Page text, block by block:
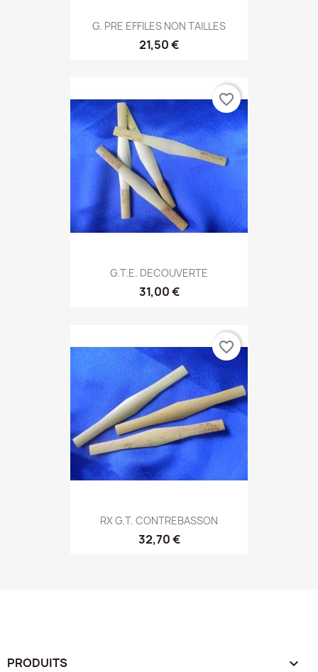
G. PRE EFFILES NON TAILLES
21,50 €
G.T.E. DECOUVERTE
31,00 €
favorite_border
RX G.T. CONTREBASSON
32,70 €
favorite_border
PRODUITS 